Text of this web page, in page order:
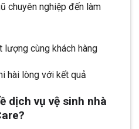
chuyên nghiệp đến làm
lượng cùng khách hàng
hài lòng với kết quả
dịch vụ vệ sinh nhà